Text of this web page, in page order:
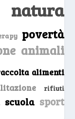
natura
povertà
animali
alimenti
rifiuti
scuola sport